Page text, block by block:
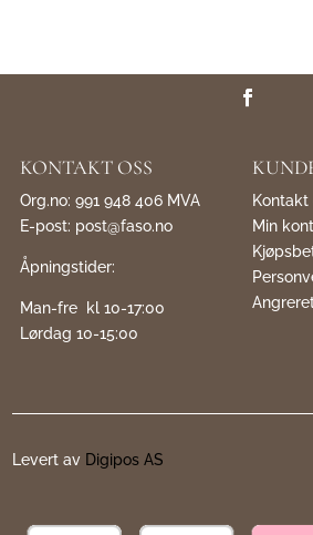
KONTAKT OSS
Org.no: 991 948 406 MVA
E-post: post@faso.no
Åpningstider:
Man-fre kl 10-17:00
Lørdag 10-15:00
Kontakt
Min
Levert av Digipos AS